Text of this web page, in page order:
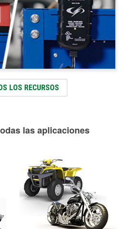
LOS RECURSOS
las aplicaciones